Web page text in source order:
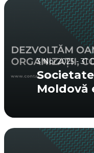
3 Noi 2025 - 31
Moldovă